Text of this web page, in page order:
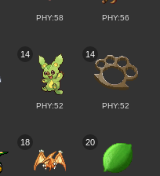
PHY:58 PHY:56
14
PHY:52
14
PHY:52
18 20